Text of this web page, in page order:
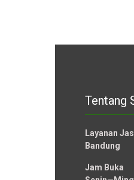
Tentang
Layanan
Bandung
Jam Buka